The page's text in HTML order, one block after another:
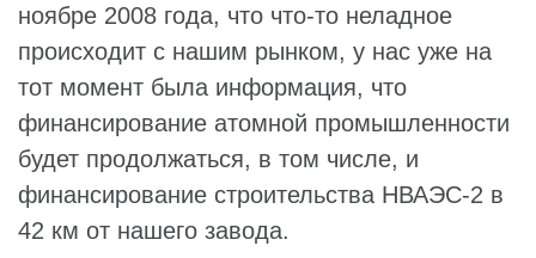
ноябре 2008 года, что что-то неладное
происходит с нашим рынком, у нас уже на
тот момент была информация, что
финансирование атомной промышленности
будет продолжаться, в том числе, и
финансирование строительства НВАЭС-2 в
42 км от нашего завода.